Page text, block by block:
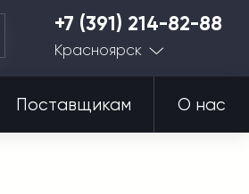
+7 (391) 214-82-88
Красноярск
Поставщикам О нас